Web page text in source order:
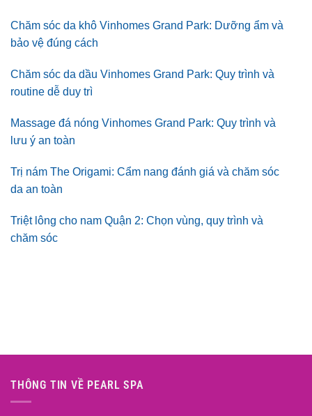
Chăm sóc da khô Vinhomes Grand Park: Dưỡng ẩm và
bảo vệ đúng cách
Chăm sóc da dầu Vinhomes Grand Park: Quy trình và
routine dễ duy trì
Massage đá nóng Vinhomes Grand Park: Quy trình và
lưu ý an toàn
Trị nám The Origami: Cẩm nang đánh giá và chăm sóc
da an toàn
Triệt lông cho nam Quận 2: Chọn vùng, quy trình và
chăm sóc
THÔNG TIN VỀ PEARL SPA